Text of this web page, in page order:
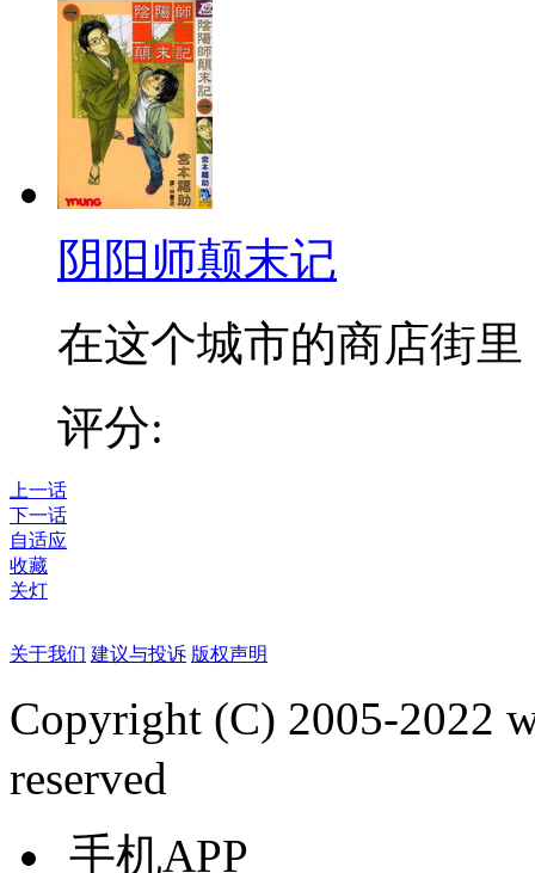
阴阳师颠末记
在这个城市的商店街
评分:
上一话
下一话
自适应
收藏
关灯
关于我们 建议与投诉 版权声明
Copyright (C) 2005-2022
reserved
手机APP